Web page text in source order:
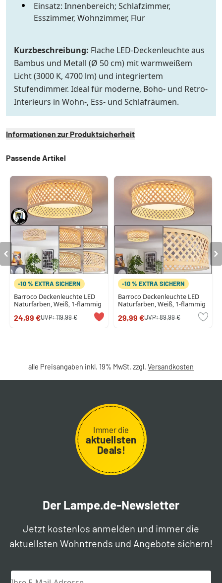
Einsatz: Innenbereich; Schlafzimmer,
Esszimmer, Wohnzimmer, Flur
Kurzbeschreibung: Flache LED-Deckenleuchte aus
Bambus und Metall (Ø 50 cm) mit warmweißem
Licht (3000 K, 4700 lm) und integriertem
Stufendimmer. Ideal für moderne, Boho- und Retro-
Interieurs in Wohn-, Ess- und Schlafräumen.
Informationen zur Produktsicherheit
Passende Artikel
-10 % EXTRA SICHERN
Barroco Deckenleuchte LED
Naturfarben, Weiß, 1-flammig
24,99 €UVP:119,99 €
-10 % EXTRA SICHERN
Barroco Deckenleuchte LED
Naturfarben, Weiß, 1-flammig
29,99 €UVP:89,99 €
alle Preisangaben inkl. 19% MwSt. zzgl. Versandkosten
Immer die
aktuellsten
Deals!
Der Lampe.de-Newsletter
Jetzt kostenlos anmelden und immer die
aktuellsten Wohntrends und Angebote sichern!